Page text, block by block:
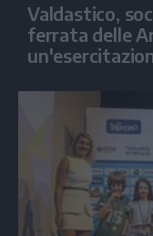
Valdastico,
ferrata delle